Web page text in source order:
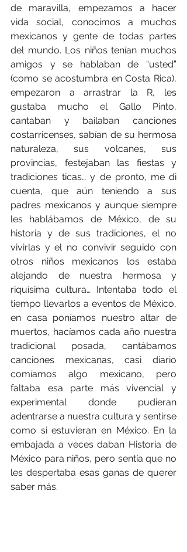
de maravilla, empezamos a hacer
vida social, conocimos a muchos
mexicanos y gente de todas partes
del mundo. Los niños tenían muchos
amigos y se hablaban de “usted”
(como se acostumbra en Costa Rica),
empezaron a arrastrar la R, les
gustaba mucho el Gallo Pinto,
cantaban y bailaban canciones
costarricenses, sabían de su hermosa
naturaleza, sus volcanes, sus
provincias, festejaban las fiestas y
tradiciones ticas… y de pronto, me di
cuenta, que aún teniendo a sus
padres mexicanos y aunque siempre
les hablábamos de México, de su
historia y de sus tradiciones, el no
vivirlas y el no convivir seguido con
otros niños mexicanos los estaba
alejando de nuestra hermosa y
riquísima cultura… Intentaba todo el
tiempo llevarlos a eventos de México,
en casa poníamos nuestro altar de
muertos, hacíamos cada año nuestra
tradicional posada, cantábamos
canciones mexicanas, casi diario
comíamos algo mexicano, pero
faltaba esa parte más vivencial y
experimental donde pudieran
adentrarse a nuestra cultura y sentirse
como si estuvieran en México. En la
embajada a veces daban Historia de
México para niños, pero sentía que no
les despertaba esas ganas de querer
saber más.